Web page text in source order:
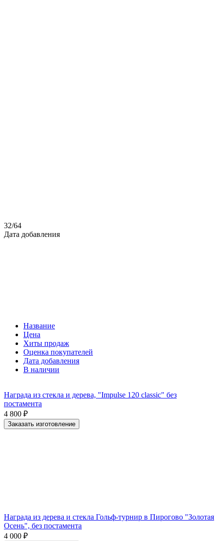
32/64
Дата добавления
Название
Цена
Хиты продаж
Оценка покупателей
Дата добавления
В наличии
Награда из стекла и дерева, "Impulse 120 classic" без
постамента
4 800 ₽
Заказать изготовление
Награда из дерева и стекла Гольф-турнир в Пирогово "Золотая
Осень", без постамента
4 000 ₽